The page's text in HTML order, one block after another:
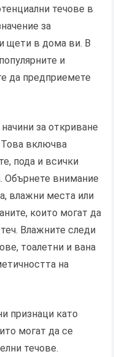
течове в
за
щети в дома ви. В
и
да предприемете
за откриване
Това включва
пода и всички
Обърнете внимание
влажни места или
които могат да
Влажните следи
тоалетни и вана
на
признаци като
могат да се
течове.